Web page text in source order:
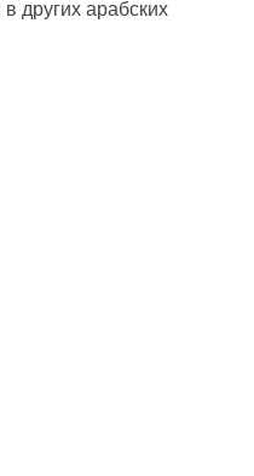
других арабских